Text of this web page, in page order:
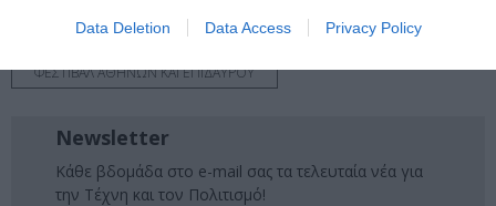
Data Deletion Data Access Privacy Policy
ΣΟΦΙΑ ΜΑΥΡΑΓΑΝΗ
ΤΖΩΡΤΖΙΝΑ ΚΑΚΟΥΔΑΚΗ
ΦΕΣΤΙΒΑΛ ΑΘΗΝΩΝ ΚΑΙ ΕΠΙΔΑΥΡΟΥ
Newsletter
Κάθε βδομάδα στο e-mail σας τα τελευταία νέα για
την Τέχνη και τον Πολιτισμό!